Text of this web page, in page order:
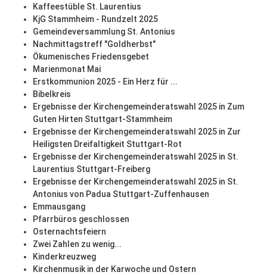
Kaffeestüble St. Laurentius
KjG Stammheim - Rundzelt 2025
Gemeindeversammlung St. Antonius
Nachmittagstreff "Goldherbst"
Ökumenisches Friedensgebet
Marienmonat Mai
Erstkommunion 2025 - Ein Herz für ...
Bibelkreis
Ergebnisse der Kirchengemeinderatswahl 2025 in Zum
Guten Hirten Stuttgart-Stammheim
Ergebnisse der Kirchengemeinderatswahl 2025 in Zur
Heiligsten Dreifaltigkeit Stuttgart-Rot
Ergebnisse der Kirchengemeinderatswahl 2025 in St.
Laurentius Stuttgart-Freiberg
Ergebnisse der Kirchengemeinderatswahl 2025 in St.
Antonius von Padua Stuttgart-Zuffenhausen
Emmausgang
Pfarrbüros geschlossen
Osternachtsfeiern
Zwei Zahlen zu wenig...
Kinderkreuzweg
Kirchenmusik in der Karwoche und Ostern